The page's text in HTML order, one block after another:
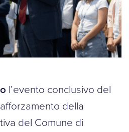
l’evento conclusivo del
della
del Comune di